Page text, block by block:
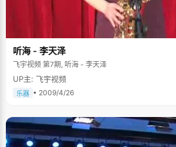
听海 - 李天泽
飞宇视频 第7期, 听海 - 李天泽
UP主: 飞宇视频
乐器 • 2009/4/26